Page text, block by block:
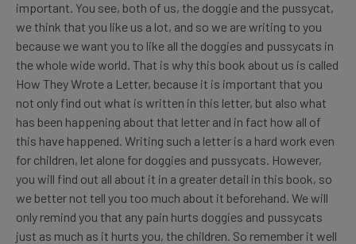
important. You see, both of us, the doggie and the pussycat,
we think that you like us a lot, and so we are writing to you
because we want you to like all the doggies and pussycats in
the whole wide world. That is why this book about us is called
How They Wrote a Letter, because it is important that you
not only find out what is written in this letter, but also what
has been happening about that letter and in fact how all of
this have happened. Writing such a letter is a hard work even
for children, let alone for doggies and pussycats. However,
you will find out all about it in a greater detail in this book, so
we better not tell you too much about it beforehand. We will
only remind you that any pain hurts doggies and pussycats
just as much as it hurts you, the children. So remember it well